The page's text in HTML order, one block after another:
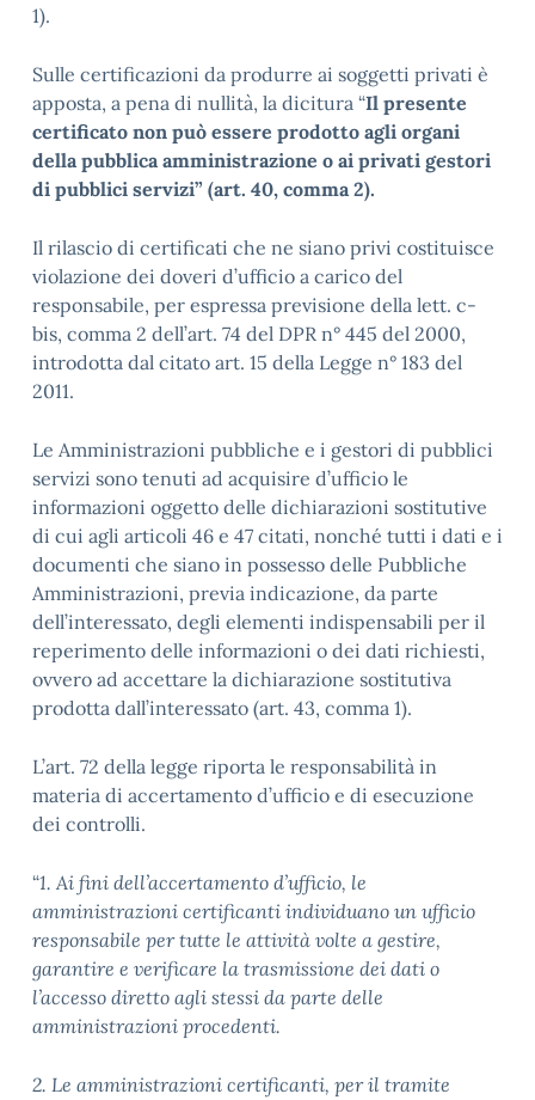
1).
Sulle certificazioni da produrre ai soggetti privati è
apposta, a pena di nullità, la dicitura “Il presente
certificato non può essere prodotto agli organi
della pubblica amministrazione o ai privati gestori
di pubblici servizi” (art. 40, comma 2).
Il rilascio di certificati che ne siano privi costituisce
violazione dei doveri d’ufficio a carico del
responsabile, per espressa previsione della lett. c-
bis, comma 2 dell’art. 74 del DPR n° 445 del 2000,
introdotta dal citato art. 15 della Legge n° 183 del
2011.
Le Amministrazioni pubbliche e i gestori di pubblici
servizi sono tenuti ad acquisire d’ufficio le
informazioni oggetto delle dichiarazioni sostitutive
di cui agli articoli 46 e 47 citati, nonché tutti i dati e i
documenti che siano in possesso delle Pubbliche
Amministrazioni, previa indicazione, da parte
dell’interessato, degli elementi indispensabili per il
reperimento delle informazioni o dei dati richiesti,
ovvero ad accettare la dichiarazione sostitutiva
prodotta dall’interessato (art. 43, comma 1).
L’art. 72 della legge riporta le responsabilità in
materia di accertamento d’ufficio e di esecuzione
dei controlli.
“1. Ai fini dell’accertamento d’ufficio, le
amministrazioni certificanti individuano un ufficio
responsabile per tutte le attività volte a gestire,
garantire e verificare la trasmissione dei dati o
l’accesso diretto agli stessi da parte delle
amministrazioni procedenti.
2. Le amministrazioni certificanti, per il tramite